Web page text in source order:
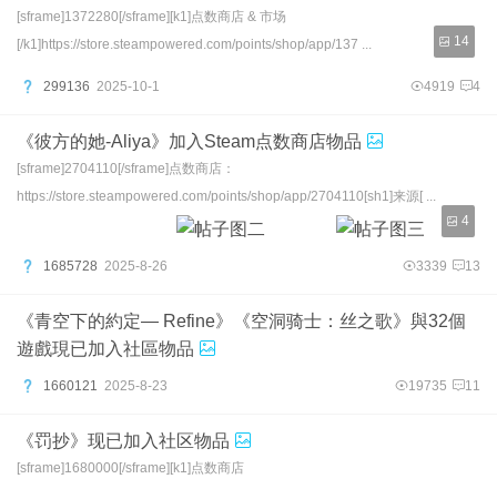
[sframe]1372280[/sframe][k1]点数商店 & 市场
[/k1]https://store.steampowered.com/points/shop/app/137 ...
14
299136 2025-10-1 4919 4
《彼方的她-Aliya》加入Steam点数商店物品
[sframe]2704110[/sframe]点数商店：
https://store.steampowered.com/points/shop/app/2704110[sh1]来源[ ...
4
1685728 2025-8-26 3339 13
《青空下的約定― Refine》《空洞骑士：丝之歌》與32個
遊戲現已加入社區物品
1660121 2025-8-23 19735 11
《罚抄》现已加入社区物品
[sframe]1680000[/sframe][k1]点数商店